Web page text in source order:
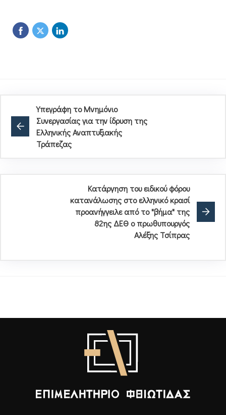
Υπεγράφη το Μνημόνιο
Συνεργασίας για την ίδρυση της
Ελληνικής Αναπτυξιακής
Τράπεζας
Kατάργηση του ειδικού φόρου
κατανάλωσης στο ελληνικό κρασί
προανήγγειλε από το "βήμα" της
82ης ΔΕΘ ο πρωθυπουργός
Αλέξης Τσίπρας